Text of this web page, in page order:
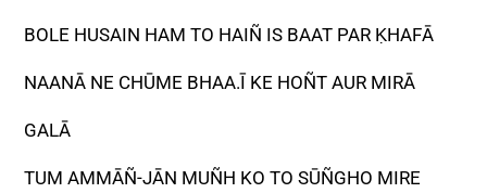
BOLE HUSAIN HAM TO HAIÑ IS BAAT PAR ḲHAFĀ
NAANĀ NE CHŪME BHAA.Ī KE HOÑT AUR MIRĀ
GALĀ
TUM AMMĀÑ-JĀN MUÑH KO TO SŪÑGHO MIRE